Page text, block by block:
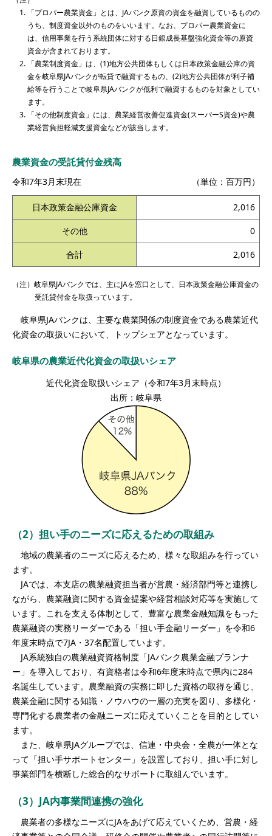
「プロパー農業資金」とは、JAバンク原資の資金を融資しているものの
うち、制度資金以外のものをいいます。なお、プロパー農業資金に
は、信用事業を行う系統団体に対する日銀成長基盤強化資金等の原資
資金が含まれております。
「農業制度資金」は、(1)地方公共団体もしくは日本政策金融公庫の資
金を岐阜県JAバンクが転貸で融資するもの、(2)地方公共団体が利子補
給等を行うことで岐阜県JAバンクが低利で融資するものを対象としてい
ます。
「その他制度資金」には、農業経営改善促進資金(スーパーS資金)や農
業経営負担軽減支援資金などが該当します。
農業資金の受託貸付金残高
令和7年3月末現在 （単位：百万円）
日本政策金融公庫資金 2,016
その他 0
合計 2,016
（注）岐阜県JAバンクでは、主にJAを窓口として、日本政策金融公庫資金の
受託貸付金を取扱っています。
岐阜県JAバンクは、主要な農業関係の制度資金である農業近代
化資金の取扱いにおいて、トップシェアとなっています。
岐阜県の農業近代化資金の取扱いシェア
近代化資金取扱いシェア（令和7年3月末時点）
出所：岐阜県
（2）担い手のニーズに応えるための取組み
地域の農業者のニーズに応えるため、様々な取組みを行ってい
ます。
JAでは、本支店の農業融資担当者が営農・経済部門等と連携し
ながら、農業融資に関する資金提案や経営相談対応等を実施して
います。これを支える体制として、豊富な農業金融知識をもった
農業融資の実務リーダーである「担い手金融リーダー」を令和6
年度末時点で7JA・37名配置しています。
JA系統独自の農業融資資格制度「JAバンク農業金融プランナ
ー」を導入しており、有資格者は令和6年度末時点で県内に284
名誕生しています。農業融資の実務に即した資格の取得を通じ、
農業金融に関する知識・ノウハウの一層の充実を図り、多様化・
専門化する農業者の金融ニーズに応えていくことを目的としてい
ます。
また、岐阜県JAグループでは、信連・中央会・全農が一体とな
って「担い手サポートセンター」を設置しており、担い手に対し
事業部門を横断した総合的なサポートに取組んでいます。
（3）JA内事業間連携の強化
農業者の多様なニーズにJAをあげて応えていくため、営農・経